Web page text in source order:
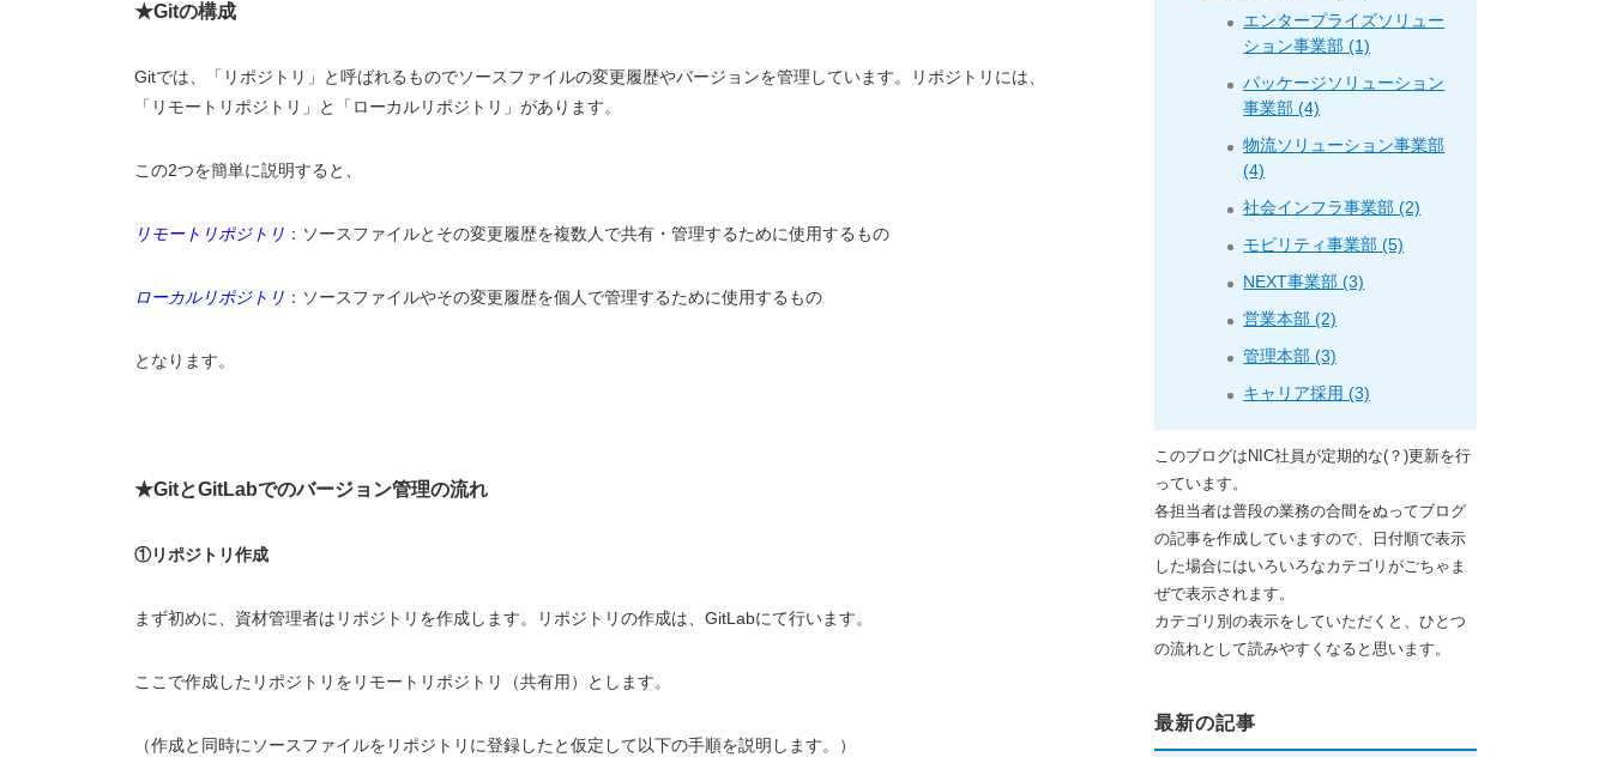
★Gitの構成
Gitでは、「リポジトリ」と呼ばれるものでソースファイルの変更履歴やバージョンを管理しています。リポジトリには、
「リモートリポジトリ」と「ローカルリポジトリ」があります。
この2つを簡単に説明すると、
リモートリポジトリ ：ソースファイルとその変更履歴を複数人で共有・管理するために使用するもの
ローカルリポジトリ ：ソースファイルやその変更履歴を個人で管理するために使用するもの
となります。
★GitとGitLabでのバージョン管理の流れ
①リポジトリ作成
まず初めに、資材管理者はリポジトリを作成します。リポジトリの作成は、GitLabにて行います。
ここで作成したリポジトリをリモートリポジトリ（共有用）とします。
（作成と同時にソースファイルをリポジトリに登録したと仮定して以下の手順を説明します。）
エンタープライズソリュー
ション事業部 (1)
パッケージソリューション
事業部 (4)
物流ソリューション事業部
(4)
社会インフラ事業部 (2)
モビリティ事業部 (5)
NEXT事業部 (3)
営業本部 (2)
管理本部 (3)
キャリア採用 (3)
このブログはNIC社員が定期的な(？)更新を行
っています。
各担当者は普段の業務の合間をぬってブログ
の記事を作成していますので、日付順で表示
した場合にはいろいろなカテゴリがごちゃま
ぜで表示されます。
カテゴリ別の表示をしていただくと、ひとつ
の流れとして読みやすくなると思います。
最新の記事